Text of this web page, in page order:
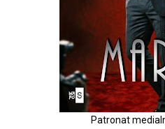
Patronat